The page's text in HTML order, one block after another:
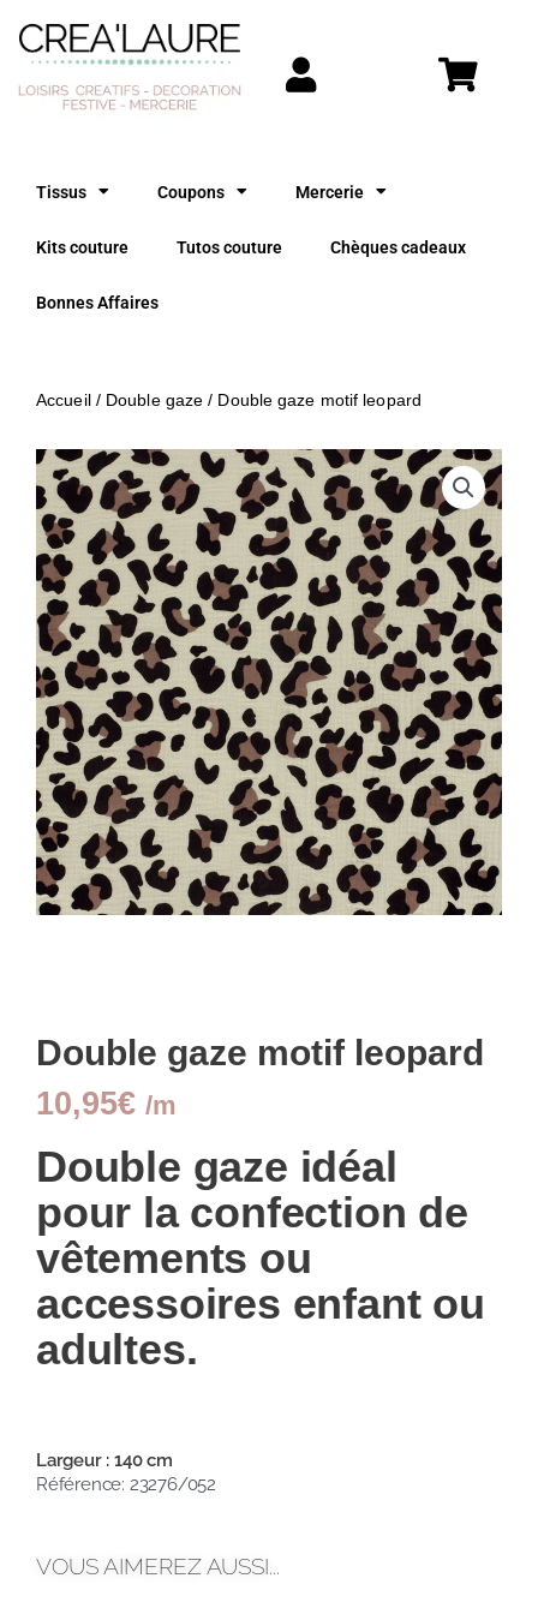
contenu
Tissus Coupons Mercerie
Kits couture Tutos couture Chèques cadeaux
Bonnes Affaires
Accueil/ Double gaze / Double gaze motif leopard
Double gaze motif leopard
10,95€ /m
Double gaze idéal
pour la confection de
vêtements ou
accessoires enfant ou
adultes.
Largeur : 140 cm
Référence: 23276/052
VOUS AIMEREZ AUSSI...